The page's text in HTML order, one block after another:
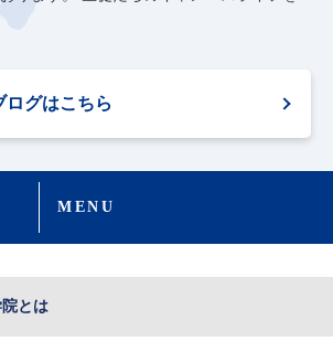
ログはこちら
MENU
院とは